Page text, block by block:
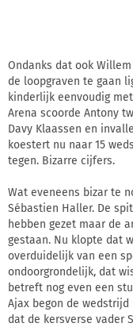
Ondanks dat ook
de loopgraven te gaan
kinderlijk eenvoudig
Arena scoorde Antony
Davy Klaassen en
koestert nu naar 15
tegen. Bizarre cijfers.
Wat eveneens bizar te
Sébastien Haller. De
hebben gezet maar de
gestaan. Nu klopte dat
overduidelijk van een
ondoorgrondelijk, dat
betreft nog even een
Ajax begon de
dat de kersverse vader